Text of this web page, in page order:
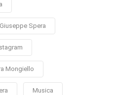
Giuseppe Spera
Mongiello
Musica